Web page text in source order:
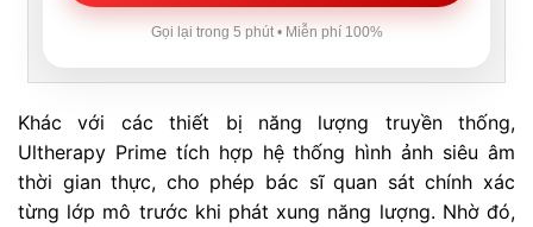
Gọi lại trong 5 phút • Miễn phí 100%
Khác với các thiết bị năng lượng truyền thống,
Ultherapy Prime tích hợp hệ thống hình ảnh siêu âm
thời gian thực, cho phép bác sĩ quan sát chính xác
từng lớp mô trước khi phát xung năng lượng. Nhờ đó,